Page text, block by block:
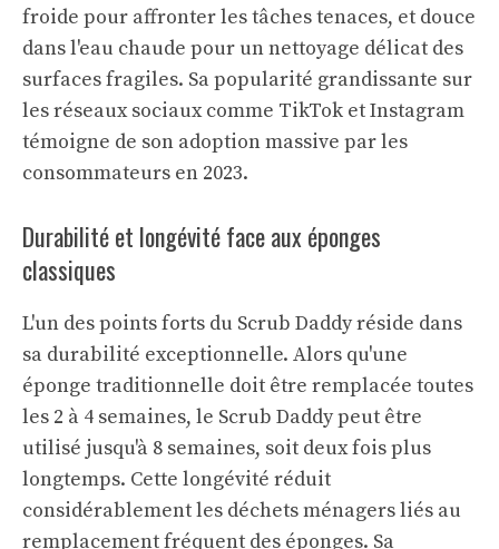
froide pour affronter les tâches tenaces, et douce
dans l'eau chaude pour un nettoyage délicat des
surfaces fragiles. Sa popularité grandissante sur
les réseaux sociaux comme TikTok et Instagram
témoigne de son adoption massive par les
consommateurs en 2023.
Durabilité et longévité face aux éponges
classiques
L'un des points forts du Scrub Daddy réside dans
sa durabilité exceptionnelle. Alors qu'une
éponge traditionnelle doit être remplacée toutes
les 2 à 4 semaines, le Scrub Daddy peut être
utilisé jusqu'à 8 semaines, soit deux fois plus
longtemps. Cette longévité réduit
considérablement les déchets ménagers liés au
remplacement fréquent des éponges. Sa